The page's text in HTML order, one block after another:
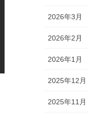
2026年3月
2026年2月
2026年1月
2025年12月
2025年11月